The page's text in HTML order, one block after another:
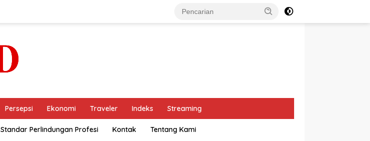
Persepsi Ekonomi Traveler Indeks Streaming
Standar Perlindungan Profesi Kontak Tentang Kami